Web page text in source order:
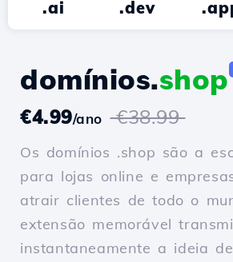
.ai .dev
domínios.shop
€4.99/ano €38.99
Os domínios .shop são a
para lojas online e
atrair clientes de todo o
extensão memorável
instantaneamente a ideia